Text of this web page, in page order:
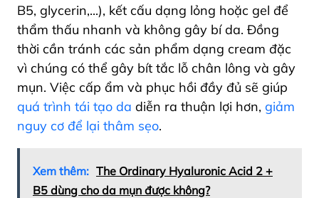
B5, glycerin,...), kết cấu dạng lỏng hoặc gel để
thẩm thấu nhanh và không gây bí da. Đồng
thời cần tránh các sản phẩm dạng cream đặc
vì chúng có thể gây bít tắc lỗ chân lông và gây
mụn. Việc cấp ẩm và phục hồi đầy đủ sẽ giúp
quá trình tái tạo da diễn ra thuận lợi hơn, giảm
nguy cơ để lại thâm sẹo.
Xem thêm: The Ordinary Hyaluronic Acid 2 +
B5 dùng cho da mụn được không?